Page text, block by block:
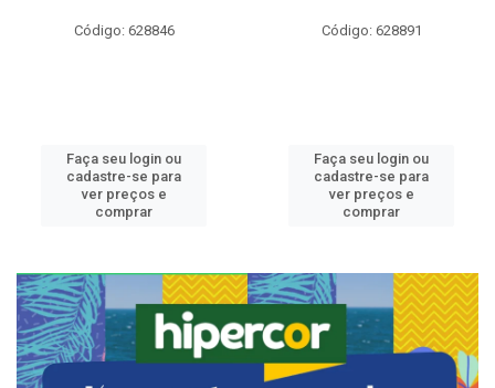
Código: 628846
Faça seu login ou
cadastre-se para
ver preços e
comprar
Código: 628891
Faça seu login ou
cadastre-se para
ver preços e
comprar